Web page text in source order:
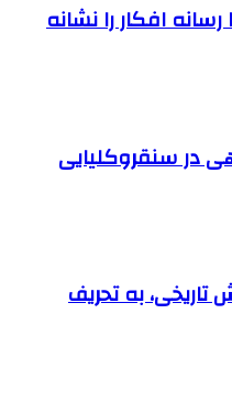
افکار را نشانه
در سنقروکلیایی
به تحریف